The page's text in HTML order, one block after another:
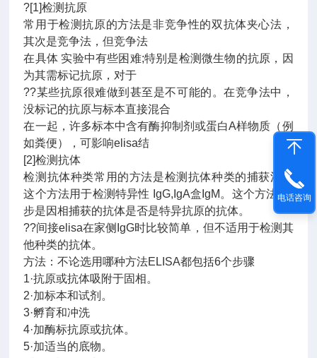
?[1]检测抗原
常用于检测抗原的方法是非竞争性的双抗体夹心法，
其次是竞争法，但竞争法
在具体 实验中有些困难;特别是检测微生物的抗原，因
为其需标记抗原，对于
??某些抗原很难做到甚至是不可能的。在竞争法中，
没标记的抗原与标本直接混合
在一起，许多标本中含有酶抑制剂或蛋白A样物质（例
如粪便），可影响elisa结
[2]检测抗体
检测抗体种类常用的方法是检测抗体种类的捕获法，
这个方法用于检测特异性 IgG,IgA盒IgM。这个方法的*
步是因相捕获的抗体是否是特异抗原的抗体。
??间接elisa在家侧IgG时比较简单，但不适用于检测其
他种类的抗体。
方法：不论选用哪种方法ELISA都包括6个步骤
1·抗原或抗体吸附于固相。
2·加标本和试剂。
3·孵育和冲洗
4·加酶标抗原或抗体。
5·加适当的底物。
电话咨询